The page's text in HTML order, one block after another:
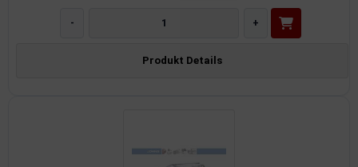
- +
Produkt Details